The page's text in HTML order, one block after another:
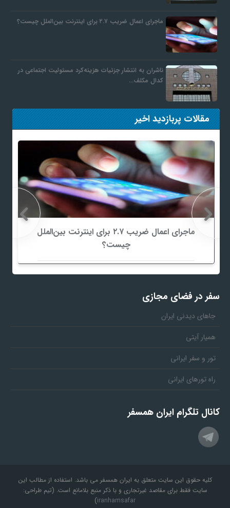
ماجرای اعمال ضریب ۲.۷ برای اینترنت بین‌الملل چیست؟
ناشران به انتشار جزئیات هزینه‌کرد مسئولیت اجتماعی در
کدال مکلف…
مقالات پربازدید اخیر
ماجرای اعمال ضریب ۲.۷ برای اینترنت بین‌الملل
چیست؟
سفر در فضای مجازی
جاهای دیدنی ایران
همیار آیتی
تور و سفر ایرانی
راه تورهای ایرانی
کانال تلگرام ایران همسفر
کلیه حقوق این سایت متعلق به ایران همسفر می باشد. استفاده از مطالب این
سایت فقط برای مقاصد غیرتجاری و با ذکر منبع بلامانع است. (تیم طراحی:
iranhamsafar
)